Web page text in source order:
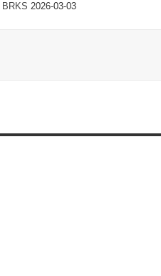
BRKS 2026-03-03